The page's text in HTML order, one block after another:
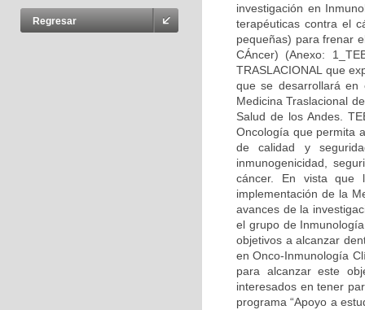
Regresar
investigación en
terapéuticas contra el
pequeñas) para frenar
CÁncer) (Anexo:
TRASLACIONAL que
que se desarrollará
Medicina Traslacional
Salud de los Andes.
Oncología que permita
de calidad y
inmunogenicidad,
cáncer. En vista que
implementación de la
avances de la
el grupo de
objetivos a alcanzar
en Onco-Inmunología
para alcanzar este
interesados en tener
programa “Apoyo a